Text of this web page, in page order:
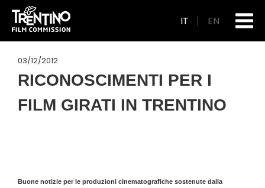
IT EN
03/12/2012
RICONOSCIMENTI PER I
FILM GIRATI IN TRENTINO
Buone notizie per le produzioni cinematografiche sostenute dalla